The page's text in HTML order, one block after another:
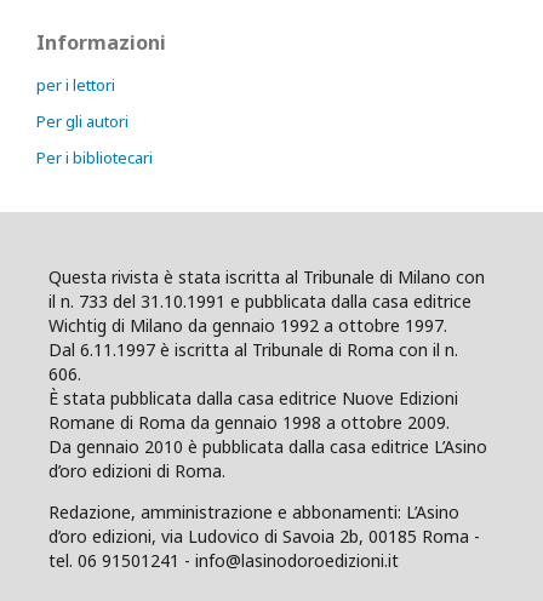
Informazioni
per i lettori
Per gli autori
Per i bibliotecari
Questa rivista è stata iscritta al Tribunale di Milano con
il n. 733 del 31.10.1991 e pubblicata dalla casa editrice
Wichtig di Milano da gennaio 1992 a ottobre 1997.
Dal 6.11.1997 è iscritta al Tribunale di Roma con il n.
606.
È stata pubblicata dalla casa editrice Nuove Edizioni
Romane di Roma da gennaio 1998 a ottobre 2009.
Da gennaio 2010 è pubblicata dalla casa editrice L’Asino
d’oro edizioni di Roma.
Redazione, amministrazione e abbonamenti: L’Asino
d’oro edizioni, via Ludovico di Savoia 2b, 00185 Roma -
tel. 06 91501241 - info@lasinodoroedizioni.it